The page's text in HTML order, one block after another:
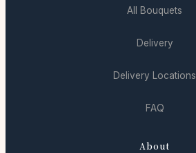
All Bouquets
Delivery
Delivery Locations
FAQ
About